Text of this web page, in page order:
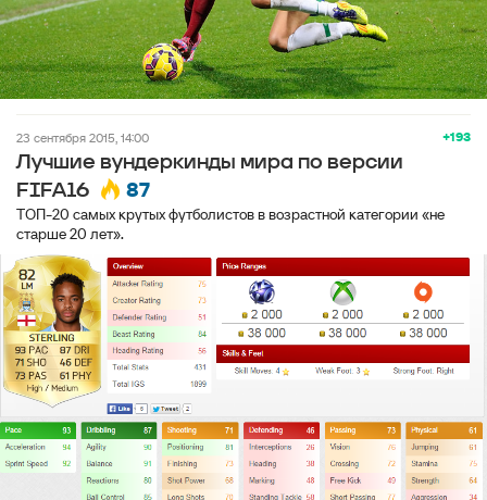
+193
23 сентября 2015, 14:00
Лучшие вундеркинды мира по версии
FIFA16
87
ТОП-20 самых крутых футболистов в возрастной категории «не
старше 20 лет».